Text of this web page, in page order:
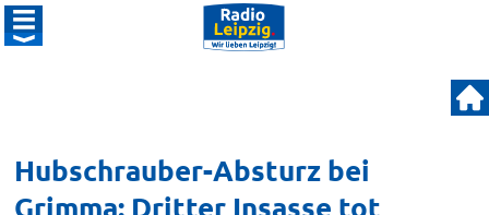
Hubschrauber-Absturz bei
Grimma: Dritter Insasse tot